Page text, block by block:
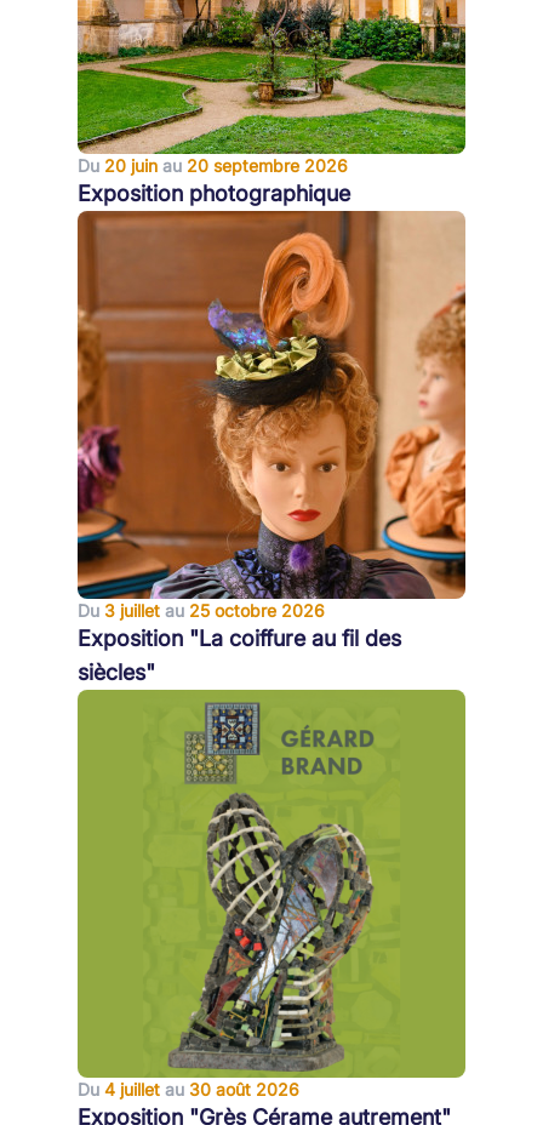
Du 20 juin au 20 septembre 2026
Exposition photographique
Du 3 juillet au 25 octobre 2026
Exposition "La coiffure au fil des
siècles"
Du 4 juillet au 30 août 2026
Exposition "Grès Cérame autrement"